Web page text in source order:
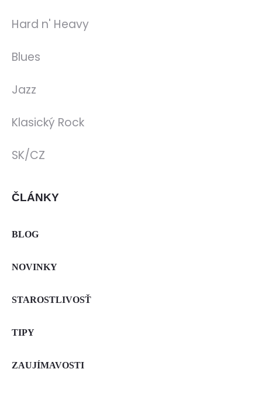
Hard n' Heavy
Blues
Jazz
Klasický Rock
SK/CZ
ČLÁNKY
BLOG
NOVINKY
STAROSTLIVOSŤ
TIPY
ZAUJÍMAVOSTI